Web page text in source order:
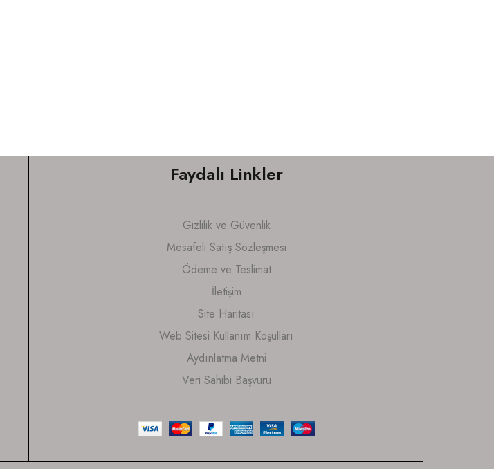
Faydalı Linkler
Gizlilik ve Güvenlik
Mesafeli Satış Sözleşmesi
Ödeme ve Teslimat
İletişim
Site Haritası
Web Sitesi Kullanım Koşulları
Aydınlatma Metni
Veri Sahibi Başvuru